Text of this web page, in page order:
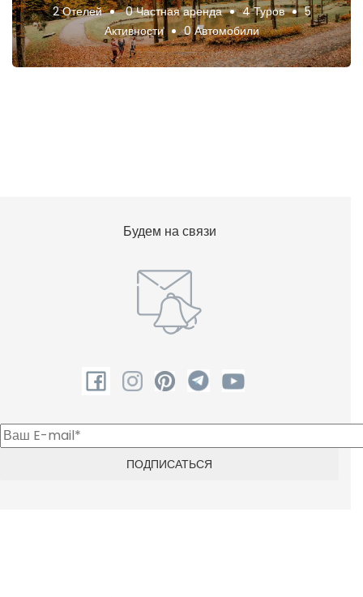
2 Отелей 0 Частная аренда 4 Туров
5
Активности
0 Автомобили
Будем на связи